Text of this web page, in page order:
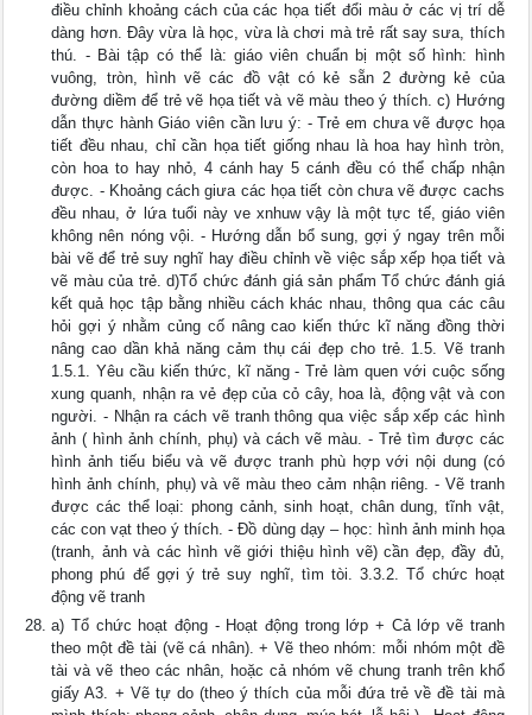
điều chỉnh khoảng cách của các họa tiết đổi màu ở các vị trí dễ
dàng hơn. Đây vừa là học, vừa là chơi mà trẻ rất say sưa, thích
thú. - Bài tập có thể là: giáo viên chuẩn bị một số hình: hình
vuông, tròn, hình vẽ các đồ vật có kẻ sẵn 2 đường kẻ của
đường diềm để trẻ vẽ họa tiết và vẽ màu theo ý thích. c) Hướng
dẫn thực hành Giáo viên cần lưu ý: - Trẻ em chưa vẽ được họa
tiết đều nhau, chỉ cần họa tiết giống nhau là hoa hay hình tròn,
còn hoa to hay nhỏ, 4 cánh hay 5 cánh đều có thể chấp nhận
được. - Khoảng cách giưa các họa tiết còn chưa vẽ được cachs
đều nhau, ở lứa tuổi này ve xnhuw vậy là một tực tế, giáo viên
không nên nóng vội. - Hướng dẫn bổ sung, gợi ý ngay trên mỗi
bài vẽ để trẻ suy nghĩ hay điều chỉnh về việc sắp xếp họa tiết và
vẽ màu của trẻ. d)Tổ chức đánh giá sản phẩm Tổ chức đánh giá
kết quả học tập bằng nhiều cách khác nhau, thông qua các câu
hỏi gợi ý nhằm củng cố nâng cao kiến thức kĩ năng đồng thời
nâng cao dần khả năng cảm thụ cái đẹp cho trẻ. 1.5. Vẽ tranh
1.5.1. Yêu cầu kiến thức, kĩ năng - Trẻ làm quen với cuộc sống
xung quanh, nhận ra vẻ đẹp của cỏ cây, hoa là, động vật và con
người. - Nhận ra cách vẽ tranh thông qua việc sắp xếp các hình
ảnh ( hình ảnh chính, phụ) và cách vẽ màu. - Trẻ tìm được các
hình ảnh tiếu biểu và vẽ được tranh phù hợp với nội dung (có
hình ảnh chính, phụ) và vẽ màu theo cảm nhận riêng. - Vẽ tranh
được các thể loại: phong cảnh, sinh hoạt, chân dung, tĩnh vật,
các con vạt theo ý thích. - Đồ dùng dạy – học: hình ảnh minh họa
(tranh, ảnh và các hình vẽ giới thiệu hình vẽ) cần đẹp, đầy đủ,
phong phú để gợi ý trẻ suy nghĩ, tìm tòi. 3.3.2. Tổ chức hoạt
động vẽ tranh
a) Tổ chức hoạt động - Hoạt động trong lớp + Cả lớp vẽ tranh
theo một đề tài (vẽ cá nhân). + Vẽ theo nhóm: mỗi nhóm một đề
tài và vẽ theo các nhân, hoặc cả nhóm vẽ chung tranh trên khổ
giấy A3. + Vẽ tự do (theo ý thích của mỗi đứa trẻ về đề tài mà